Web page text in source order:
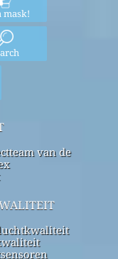
mask!
van de